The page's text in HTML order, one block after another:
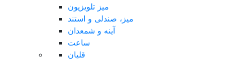
میز تلویزیون
میز، صندلی و استند
آینه و شمعدان
ساعت
قلیان